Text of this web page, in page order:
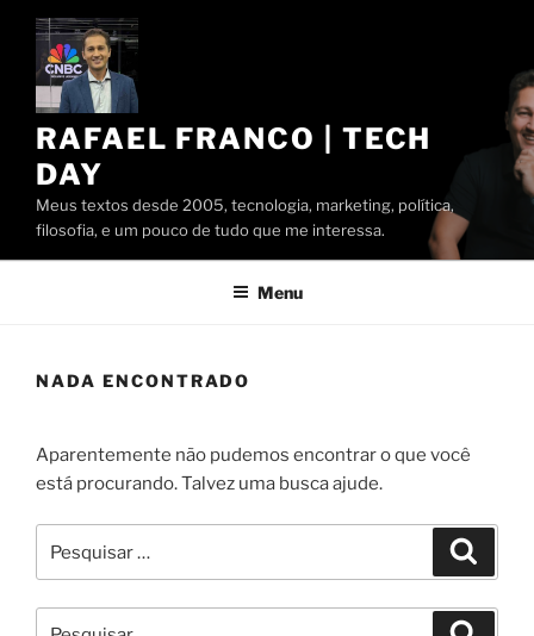
Pular
conteúdo
RAFAEL FRANCO | TECH
DAY
Meus textos desde 2005, tecnologia, marketing, política,
filosofia, e um pouco de tudo que me interessa.
Menu
NADA ENCONTRADO
Aparentemente não pudemos encontrar o que você
está procurando. Talvez uma busca ajude.
por: